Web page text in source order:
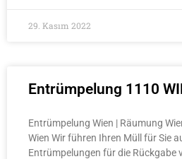
29. Kasım 2022
Entrümpelung 1110
Entrümpelung Wien | Räumung
Wien Wir führen Ihren Müll für Sie
Entrümpelungen für die Rückgabe